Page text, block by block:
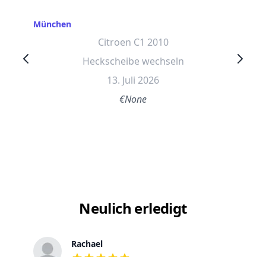
München
Citroen C1 2010
Heckscheibe wechseln
13. Juli 2026
€None
Neulich erledigt
Rachael